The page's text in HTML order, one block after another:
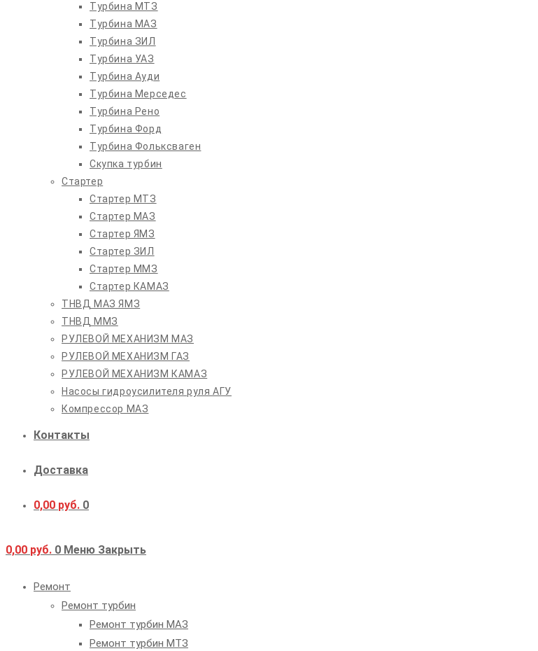
Турбина МТЗ
Турбина МАЗ
Турбина ЗИЛ
Турбина УАЗ
Турбина Ауди
Турбина Мерседес
Турбина Рено
Турбина Форд
Турбина Фольксваген
Скупка турбин
Стартер
Стартер МТЗ
Стартер МАЗ
Стартер ЯМЗ
Стартер ЗИЛ
Стартер ММЗ
Стартер КАМАЗ
ТНВД МАЗ ЯМЗ
ТНВД ММЗ
РУЛЕВОЙ МЕХАНИЗМ МАЗ
РУЛЕВОЙ МЕХАНИЗМ ГАЗ
РУЛЕВОЙ МЕХАНИЗМ КАМАЗ
Насосы гидроусилителя руля АГУ
Компрессор МАЗ
Контакты
Доставка
0,00 руб. 0
0,00 руб. 0 Меню Закрыть
Ремонт
Ремонт турбин
Ремонт турбин МАЗ
Ремонт турбин МТЗ